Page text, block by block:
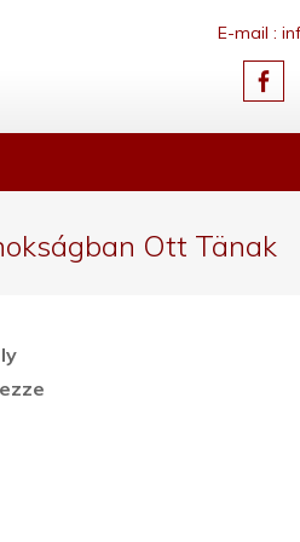
E-mail :
Ott Tänak